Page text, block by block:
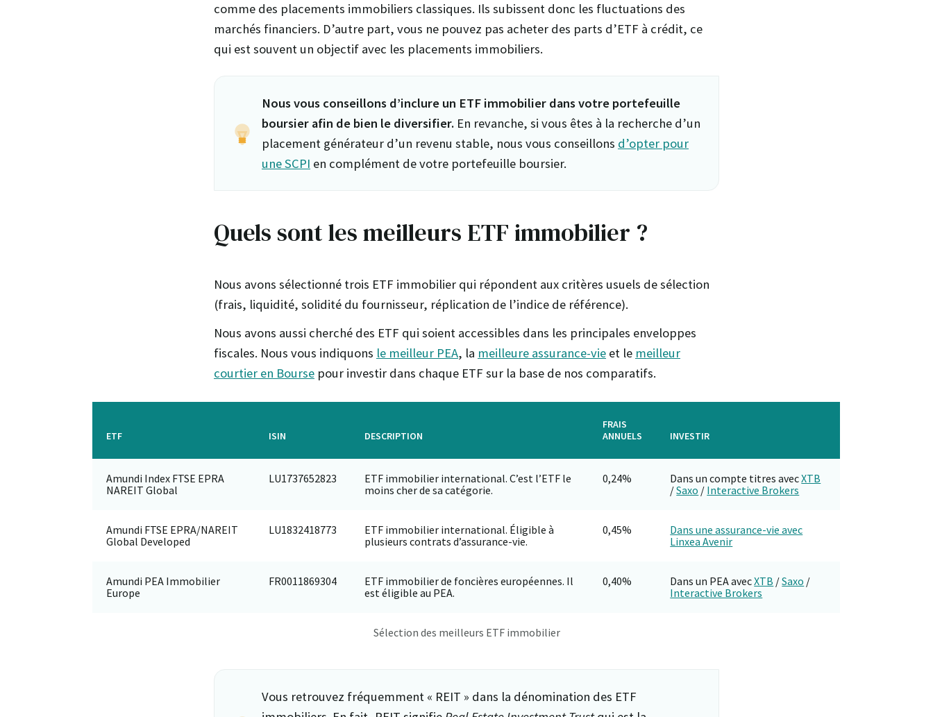
comme des placements immobiliers classiques. Ils subissent donc les fluctuations des
marchés financiers. D’autre part, vous ne pouvez pas acheter des parts d’ETF à crédit, ce
qui est souvent un objectif avec les placements immobiliers.
Nous vous conseillons d’inclure un ETF immobilier dans votre portefeuille
boursier afin de bien le diversifier. En revanche, si vous êtes à la recherche d’un
placement générateur d’un revenu stable, nous vous conseillons d’opter pour
une SCPI en complément de votre portefeuille boursier.
Quels sont les meilleurs ETF immobilier ?
Nous avons sélectionné trois ETF immobilier qui répondent aux critères usuels de sélection
(frais, liquidité, solidité du fournisseur, réplication de l’indice de référence).
Nous avons aussi cherché des ETF qui soient accessibles dans les principales enveloppes
fiscales. Nous vous indiquons le meilleur PEA, la meilleure assurance-vie et le meilleur
courtier en Bourse pour investir dans chaque ETF sur la base de nos comparatifs.
ETF ISIN DESCRIPTION
FRAIS
ANNUELS
INVESTIR
Amundi Index FTSE EPRA
NAREIT Global
LU1737652823
ETF immobilier international. C’est l’ETF le
moins cher de sa catégorie.
0,24% Dans un compte titres avecXTB
/Saxo / Interactive Brokers
Amundi FTSE EPRA/NAREIT
Global Developed
LU1832418773
ETF immobilier international. Éligible à
plusieurs contrats d’assurance-vie.
0,45%
Dans une assurance-vie avec
Linxea Avenir
Amundi PEA Immobilier
Europe
FR0011869304
ETF immobilier de foncières européennes. Il
est éligible au PEA.
0,40% Dans un PEA avecXTB /Saxo /
Interactive Brokers
Sélection des meilleurs ETF immobilier
Vous retrouvez fréquemment « REIT » dans la dénomination des ETF